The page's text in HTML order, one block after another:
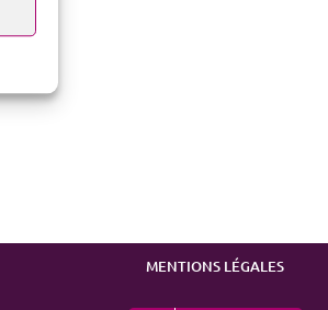
MENTIONS LÉGALES